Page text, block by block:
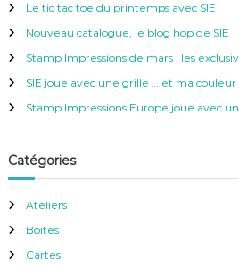
c
h
e
:
Le tic tac toe du printemps avec SIE
Nouveau catalogue, le blog hop de SIE
Stamp Impressions de mars : les
SIE joue avec une grille … et ma
Stamp Impressions Europe joue avec
Catégories
Ateliers
Boites
Cartes